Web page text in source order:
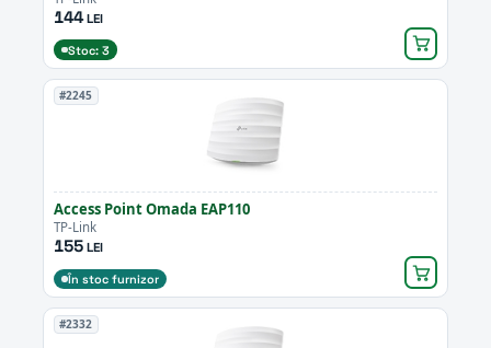
144LEI
Stoc: 3
#2245
Access Point Omada EAP110
TP-Link
155LEI
În stoc furnizor
#2332